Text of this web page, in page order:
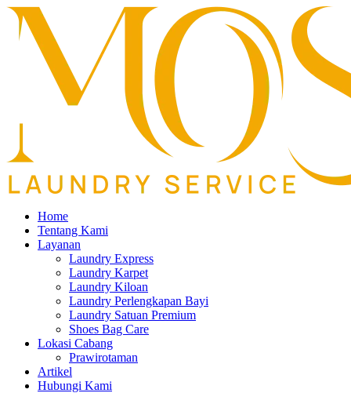
Home
Tentang Kami
Layanan
Laundry Express
Laundry Karpet
Laundry Kiloan
Laundry Perlengkapan Bayi
Laundry Satuan Premium
Shoes Bag Care
Lokasi Cabang
Prawirotaman
Artikel
Hubungi Kami